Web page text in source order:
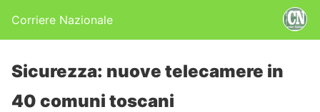
Corriere Nazionale
Sicurezza: nuove telecamere in
40 comuni toscani